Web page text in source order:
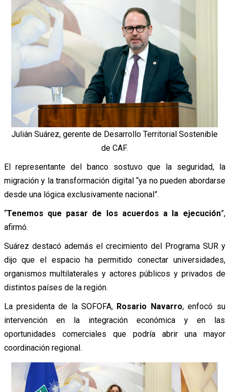
Julián Suárez, gerente de Desarrollo Territorial Sostenible
de CAF.
El representante del banco sostuvo que la seguridad, la
migración y la transformación digital “ya no pueden abordarse
desde una lógica exclusivamente nacional”.
“Tenemos que pasar de los acuerdos a la ejecución”,
afirmó.
Suárez destacó además el crecimiento del Programa SUR y
dijo que el espacio ha permitido conectar universidades,
organismos multilaterales y actores públicos y privados de
distintos países de la región.
La presidenta de la SOFOFA, Rosario Navarro, enfocó su
intervención en la integración económica y en las
oportunidades comerciales que podría abrir una mayor
coordinación regional.